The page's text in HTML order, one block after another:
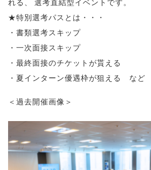
★特別選考パスとは・・・
・書類選考スキップ
・一次面接スキップ
・最終面接のチケットが貰える
・夏インターン優遇枠が狙える など
＜過去開催画像＞